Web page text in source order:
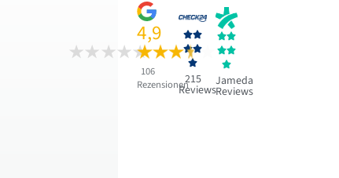
4,9
106
Rezensionen



215
Reviews



Jameda
Reviews